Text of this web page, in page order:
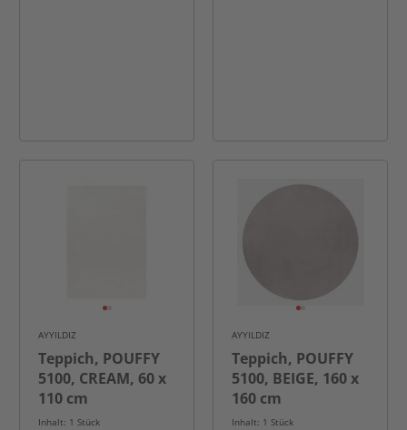
AYYILDIZ
Teppich, POUFFY
5100, CREAM, 60 x
110 cm
Inhalt: 1 Stück
AYYILDIZ
Teppich, POUFFY
5100, BEIGE, 160 x
160 cm
Inhalt: 1 Stück